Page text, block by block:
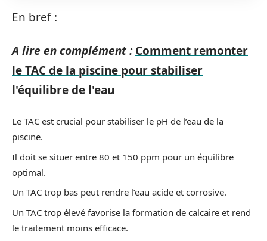
En bref :
A lire en complément : Comment remonter
le TAC de la piscine pour stabiliser
l'équilibre de l'eau
Le TAC est crucial pour stabiliser le pH de l’eau de la
piscine.
Il doit se situer entre 80 et 150 ppm pour un équilibre
optimal.
Un TAC trop bas peut rendre l’eau acide et corrosive.
Un TAC trop élevé favorise la formation de calcaire et rend
le traitement moins efficace.